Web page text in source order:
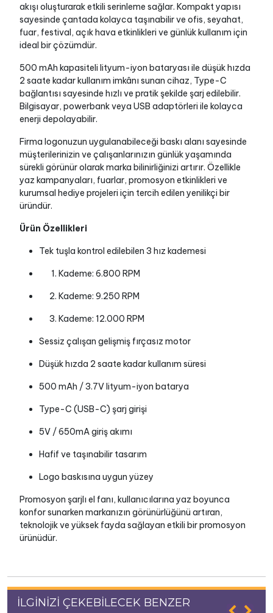
akışı oluşturarak etkili serinleme sağlar. Kompakt yapısı
sayesinde çantada kolayca taşınabilir ve ofis, seyahat,
fuar, festival, açık hava etkinlikleri ve günlük kullanım için
ideal bir çözümdür.
500 mAh kapasiteli lityum-iyon bataryası ile düşük hızda
2 saate kadar kullanım imkânı sunan cihaz, Type-C
bağlantısı sayesinde hızlı ve pratik şekilde şarj edilebilir.
Bilgisayar, powerbank veya USB adaptörleri ile kolayca
enerji depolayabilir.
Firma logonuzun uygulanabileceği baskı alanı sayesinde
müşterilerinizin ve çalışanlarınızın günlük yaşamında
sürekli görünür olarak marka bilinirliğinizi artırır. Özellikle
yaz kampanyaları, fuarlar, promosyon etkinlikleri ve
kurumsal hediye projeleri için tercih edilen yenilikçi bir
üründür.
Ürün Özellikleri
Tek tuşla kontrol edilebilen 3 hız kademesi
Kademe: 6.800 RPM
Kademe: 9.250 RPM
Kademe: 12.000 RPM
Sessiz çalışan gelişmiş fırçasız motor
Düşük hızda 2 saate kadar kullanım süresi
500 mAh / 3.7V lityum-iyon batarya
Type-C (USB-C) şarj girişi
5V / 650mA giriş akımı
Hafif ve taşınabilir tasarım
Logo baskısına uygun yüzey
Promosyon şarjlı el fanı, kullanıcılarına yaz boyunca
konfor sunarken markanızın görünürlüğünü artıran,
teknolojik ve yüksek fayda sağlayan etkili bir promosyon
ürünüdür.
İLGİNİZİ ÇEKEBİLECEK BENZER